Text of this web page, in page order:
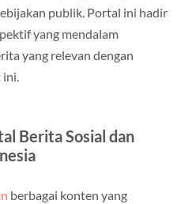
publik. Portal ini hadir
yang mendalam
yang relevan dengan
ini.
Berita Sosial dan
berbagai konten yang